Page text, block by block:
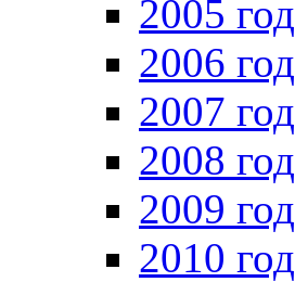
2005 год
2006 год
2007 год
2008 год
2009 год
2010 год